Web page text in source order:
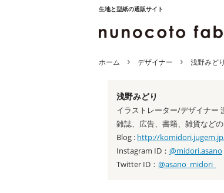
生地と型紙の通販サイト
ホーム デザイナー 浅野みどり
浅野みどり
イラストレーター/デザイナー
雑誌、広告、書籍、雑貨など
Blog : http://
Instagram ID： @midori.asano
Twitter ID： @asano_midori_